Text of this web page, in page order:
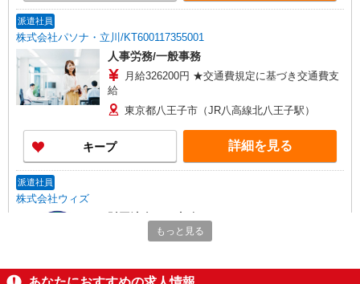
派遣社員
株式会社パソナ・立川/KT600117355001
人事労務/一般事務
月給326200円 ★交通費規定に基づき交通費支
給
東京都八王子市（JR八高線北八王子駅）
キープ 詳細を見る
派遣社員
株式会社ウィズ
時給1750円 ★月収例：245,000円⇒時給1750
東京都八王子市
もっと見る